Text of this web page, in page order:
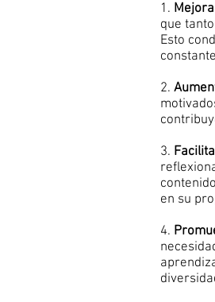
1.
que
Esto
2.
3.
en su
4.